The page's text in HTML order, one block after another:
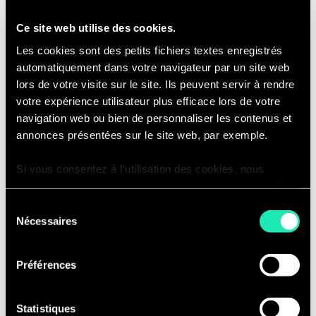
Ce site web utilise des cookies.
Les cookies sont des petits fichiers textes enregistrés
automatiquement dans votre navigateur par un site web
lors de votre visite sur le site. Ils peuvent servir à rendre
votre expérience utilisateur plus efficace lors de votre
navigation web ou bien de personnaliser les contenus et
annonces présentées sur le site web, par exemple.
Si vous consentez à l’utilisation des cookies, nous
consentir à cette utilisation à nouveau. Si vous ne
fonctionnement et ne personnalisera pas votre
Nécessaires
Préférences
Statistiques
Improving e-commerce commercial
footprint and profitability by
auditing and stipulating
recommendations
Defining and improving
omnichannel business models
Drive customer and acquisition
traffic and conversion through
digital marketing optimisations
Executing full lifecycle project
projects
development and go-to markets in